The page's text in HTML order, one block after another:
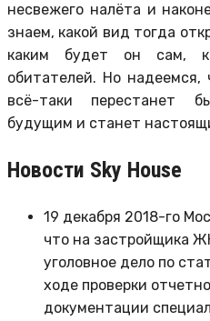
несвежего налёта и
знаем, какой вид тогда
каким будет он сам,
обитателей. Но надеемся,
всё-таки перестанет
будущим и станет
Новости Sky House
19 декабря 2018-го
что на застройщика
уголовное дело по
ходе проверки
документации